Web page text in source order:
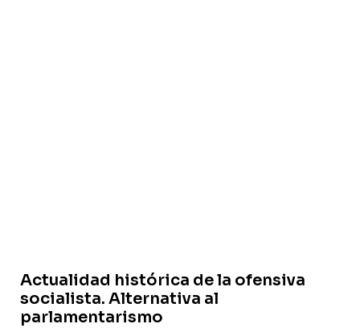
Actualidad histórica de la ofensiva
socialista. Alternativa al
parlamentarismo